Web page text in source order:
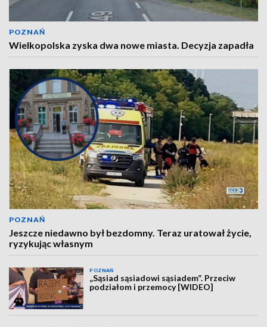
POZNAŃ
Wielkopolska zyska dwa nowe miasta. Decyzja zapadła
POZNAŃ
Jeszcze niedawno był bezdomny. Teraz uratował życie,
ryzykując własnym
POZNAŃ
„Sąsiad sąsiadowi sąsiadem”. Przeciw
podziałom i przemocy [WIDEO]